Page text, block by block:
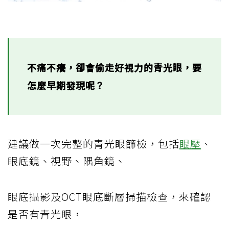
不痛不癢，卻會偷走好視力的青光眼，要
怎麼早期發現呢？
建議做一次完整的青光眼篩檢，包括眼壓 、
眼底鏡、視野、隅角鏡、
眼底攝影及OCT眼底斷層掃描檢查，來確認
是否有青光眼，